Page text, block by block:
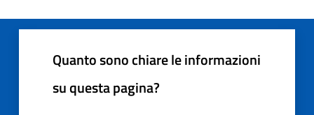
Quanto sono chiare le informazioni
su questa pagina?